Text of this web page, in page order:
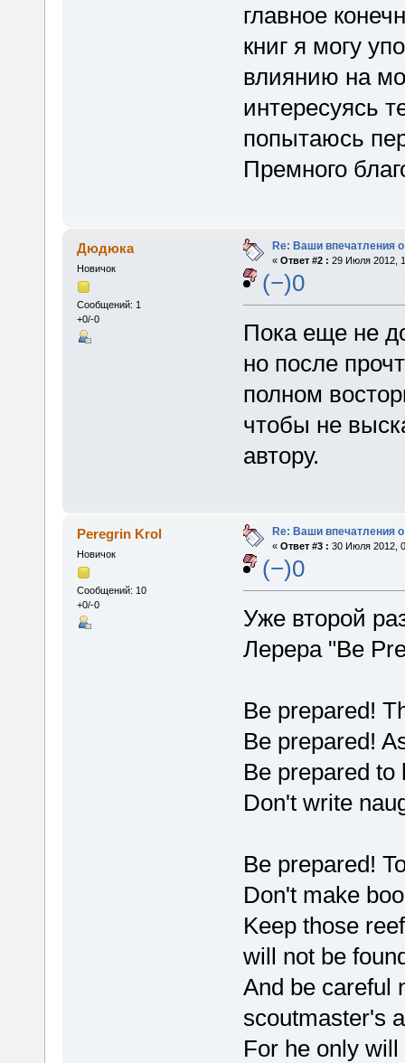
главное
книг я могу
влиянию на
интересуясь
попытаюсь
Премного
Дюдюка
Новичок
Сообщений: 1
+0/-0
Re: Ваши впечатления о
« Ответ #2 : 29 Июля 2012,
(−)0
Пока еще не
но после
полном
чтобы не
автору.
Peregrin Krol
Новичок
Сообщений: 10
+0/-0
Re: Ваши впечатления о
« Ответ #3 : 30 Июля 2012,
(−)0
Уже второй
Лерера "Be
Be prepared!
Be prepared!
Be prepared
Don't write
Be prepared!
Don't make
Keep those
will not be
And be careful
scoutmaster's
For he only